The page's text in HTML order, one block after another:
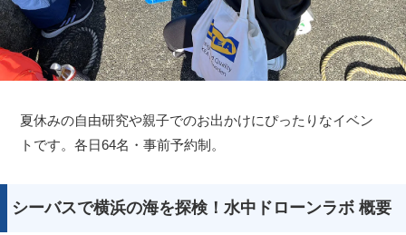
夏休みの自由研究や親子でのお出かけにぴったりなイベン
トです。各日64名・事前予約制。
シーバスで横浜の海を探検！水中ドローンラボ 概要